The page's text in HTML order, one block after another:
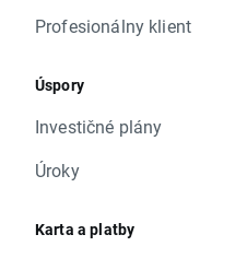
Profesionálny klient
Úspory
Investičné plány
Úroky
Karta a platby